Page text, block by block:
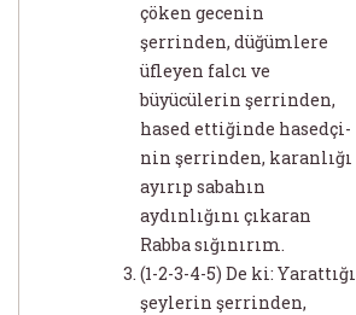
çöken gecenin
şerrinden, düğümlere
üfleyen falcı ve
büyücülerin şerrinden,
hased ettiğinde hasedçi-
nin şerrinden, karanlığı
ayırıp sabahın
aydınlığını çıkaran
Rabba sığınırım.
(1-2-3-4-5) De ki: Yarattığı
şeylerin şerrinden,